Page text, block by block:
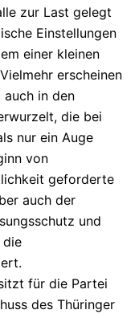
zur Last gelegt
Einstellungen
einer kleinen
erscheinen
auch in den
die bei
nur ein Auge
von
geforderte
auch der
und
die
für die Partei
des Thüringer